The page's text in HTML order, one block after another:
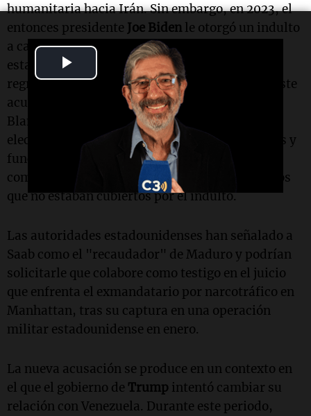
Video
humanitaria hacia Irán. Sin embargo, en 2023, el
entonces presidente Joe Biden le otorgó un indulto
a cambio de la liberación de varios
estadounidenses detenidos en Venezuela y el
regreso de un contratista extranjero prófugo. Este
acuerdo, parte de un intento fallido de la Casa
Blanca para convencer a Maduro de realizar
elecciones libres, fue criticado por republicanos y
funcionarios de las fuerzas del orden, quienes
comenzaron a investigar a Saab por otros delitos
que no estaban cubiertos por el indulto.
Las autoridades estadounidenses han señalado a
Saab como el "recaudador" de Maduro y podrían
solicitarle que colabore como testigo en el juicio
que enfrenta el exmandatario por narcotráfico en
Manhattan, tras su captura en una operación
militar estadounidense en enero.
La nueva acusación se produce en un contexto en
el que el gobierno de Trump intentó cambiar su
relación con Venezuela. Durante este periodo,